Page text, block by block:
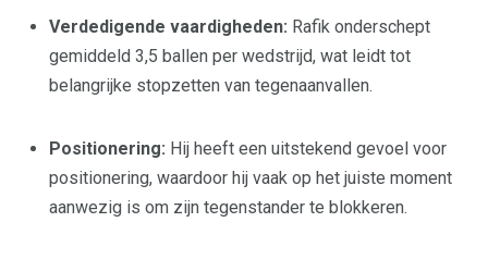
Verdedigende vaardigheden: Rafik onderschept
gemiddeld 3,5 ballen per wedstrijd, wat leidt tot
belangrijke stopzetten van tegenaanvallen.
Positionering: Hij heeft een uitstekend gevoel voor
positionering, waardoor hij vaak op het juiste moment
aanwezig is om zijn tegenstander te blokkeren.